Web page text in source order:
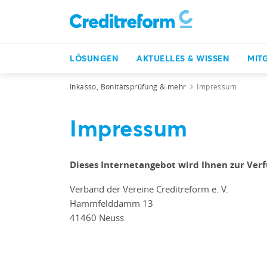
LÖSUNGEN AKTUELLES & WISSEN
Inkasso, Bonitätsprüfung & mehr Impressum
Impressum
Dieses Internetangebot wird Ihnen zur
Verband der Vereine Creditreform e. V.
Hammfelddamm 13
41460 Neuss